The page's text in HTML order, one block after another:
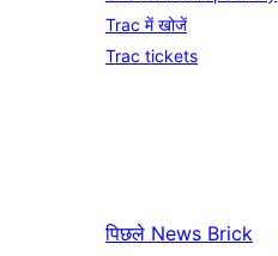
Trac में खोजें
Trac tickets
पिछले News Brick